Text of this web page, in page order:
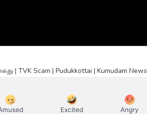
| TVK Scam | Pudukkottai | Kumudam News